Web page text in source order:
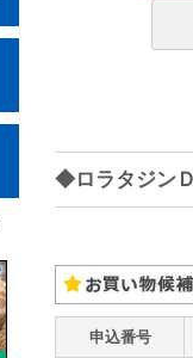
◆ロラタジンＤ
申込番号